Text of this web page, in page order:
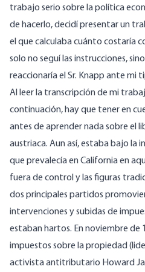
trabajo serio sobre la política
de hacerlo, decidí presentar un
el que calculaba cuánto costaría
solo no seguí las instrucciones,
reaccionaría el Sr. Knapp ante mi
Al leer la transcripción de mi
continuación, hay que tener en
antes de aprender nada sobre el
austriaca. Aun así, estaba bajo la
que prevalecía en California en
fuera de control y las figuras
dos principales partidos
intervenciones y subidas de
estaban hartos. En noviembre de
impuestos sobre la propiedad
activista antitributario Howard